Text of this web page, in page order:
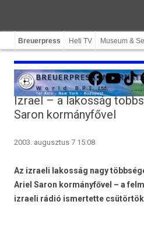
Breuerpress Heti TV Museum &
Facebook
YouTube
Izrael – a lakosság
Saron kormányfővel
2003. augusztus 7 15:08
Az izraeli lakosság nagy
Ariel Saron kormányfővel – a
izraeli rádió ismertette